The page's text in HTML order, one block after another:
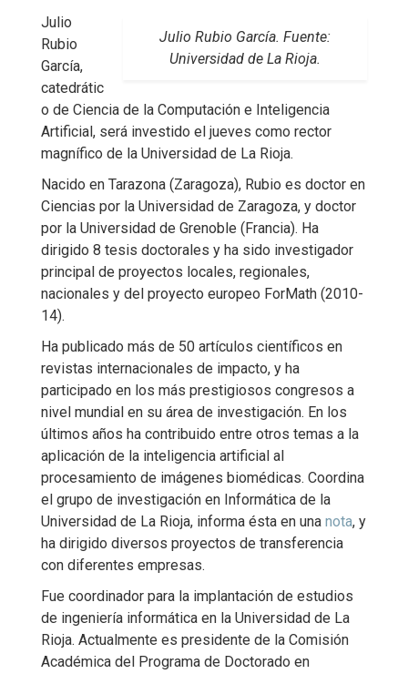
Julio Rubio García. Fuente:
Universidad de La Rioja.
Julio
Rubio
García,
catedrátic
o de Ciencia de la Computación e Inteligencia
Artificial, será investido el jueves como rector
magnífico de la Universidad de La Rioja.
Nacido en Tarazona (Zaragoza), Rubio es doctor en
Ciencias por la Universidad de Zaragoza, y doctor
por la Universidad de Grenoble (Francia). Ha
dirigido 8 tesis doctorales y ha sido investigador
principal de proyectos locales, regionales,
nacionales y del proyecto europeo ForMath (2010-
14).
Ha publicado más de 50 artículos científicos en
revistas internacionales de impacto, y ha
participado en los más prestigiosos congresos a
nivel mundial en su área de investigación. En los
últimos años ha contribuido entre otros temas a la
aplicación de la inteligencia artificial al
procesamiento de imágenes biomédicas. Coordina
el grupo de investigación en Informática de la
Universidad de La Rioja, informa ésta en una nota, y
ha dirigido diversos proyectos de transferencia
con diferentes empresas.
Fue coordinador para la implantación de estudios
de ingeniería informática en la Universidad de La
Rioja. Actualmente es presidente de la Comisión
Académica del Programa de Doctorado en